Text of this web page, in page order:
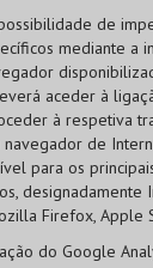
de
mediante a
aceder à
à respetiva
navegador de
para os
designadamente
Firefox, Apple
do Google